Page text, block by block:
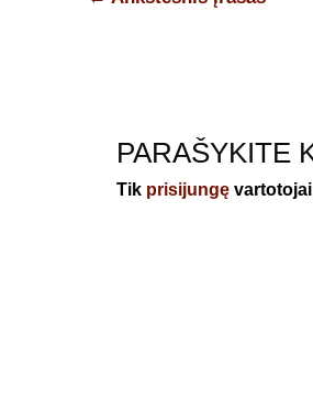
tarp
PARAŠYKITE
Tik prisijungęvartotojai